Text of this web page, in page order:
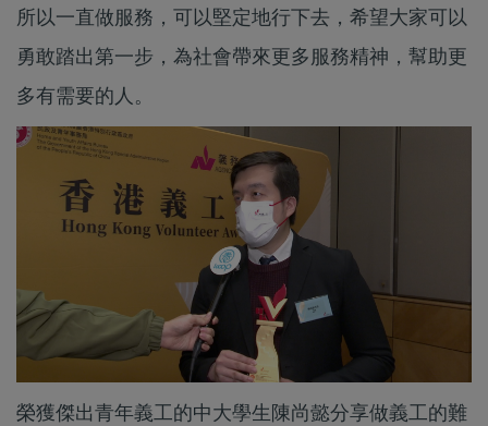
所以一直做服務，可以堅定地行下去，希望大家可以
勇敢踏出第一步，為社會帶來更多服務精神，幫助更
多有需要的人。
榮獲傑出青年義工的中大學生陳尚懿分享做義工的難